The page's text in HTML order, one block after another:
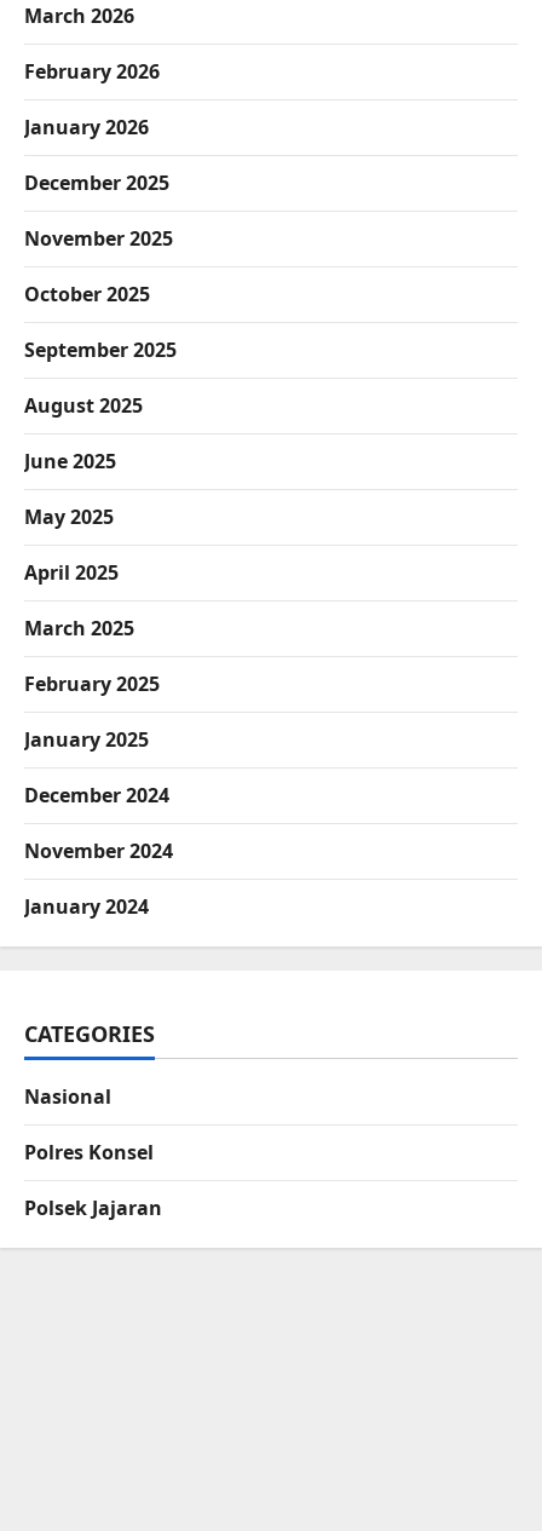
March 2026
February 2026
January 2026
December 2025
November 2025
October 2025
September 2025
August 2025
June 2025
May 2025
April 2025
March 2025
February 2025
January 2025
December 2024
November 2024
January 2024
CATEGORIES
Nasional
Polres Konsel
Polsek Jajaran